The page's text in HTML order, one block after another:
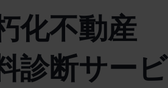
化不動産
診断サービ